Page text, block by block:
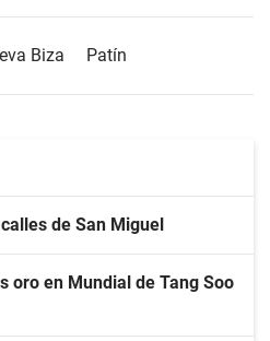
Biza Patín
de San Miguel
oro en Mundial de Tang Soo